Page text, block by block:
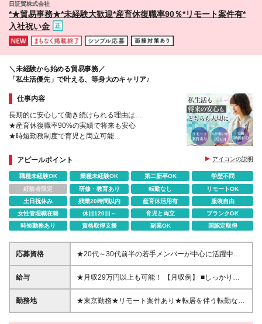
くでの勤務も可能＞ 就業場所は事業所や提携企業含
め日本全国47都道府県にありますので、地方の方でも
日証貿株式会社
*★貿易事務★*未経験大歓迎*産育休復職率90％*リモート案件有*
入社祝い金
＼未経験から始める貿易事務／
「私生活優先」で叶える、等身大のキャリア♪
仕事内容
長期的に安心して働き続けられる理由は…
★産育休復職率90%の実績で将来も安心
★時短勤務制度で育児と両立可能
★創業48年の安定基盤で長期キャリア形成
アピールポイント アイコンの説明
職種未経験OK 業種未経験OK 第二新卒OK
学歴不問
経験者限定
研修・教育あり 転勤なし
リモートOK
土日祝休み
残業20時間以内 産育休活用有
服装自由
女性管理職在籍
休日120日～ 育児と両立
ブランクOK
時短勤務あり
資格取得支援 副業OK 国認定取得
応募資格
★20代～30代前半の若手メンバーが中心に活躍中！
★未経験・第二新卒大歓迎！ ★学歴不問 ＜必須条件
＞ ■基本的なPCスキル（タイピングができるレベル
長ストーリーをご紹介】 ◎「英語は得意じゃなかっ
たけれど、勉強して使えるようになりたい！」という
給与
★月収29万円以上も可能！ 【月収例】 ■しっかり稼
ぎたい方 ⇒月収29万9,655円 （月給22万円＋時間外
手当7万9,655円） ■プライベート重視で働きたい方
勤務地
★東京勤務★リモート案件あり★転居を伴う転勤なし
東京都内（中央区、千代田区、港区、品川区などの派
遣先・請負事業所へ配属となります ■神田本社／東京